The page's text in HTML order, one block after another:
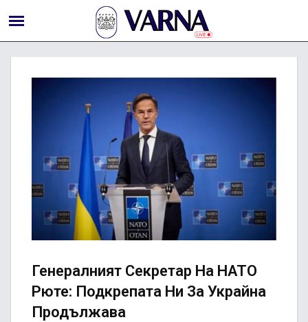
Генералният Секретар На НАТО
Рюте: Подкрепата Ни За Украйна
Продължава